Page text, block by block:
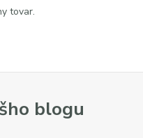
tovar.
blogu